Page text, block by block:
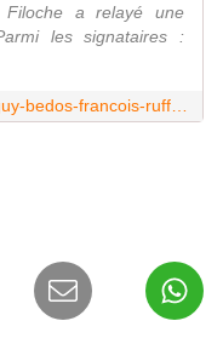
a relayé une
les signataires :